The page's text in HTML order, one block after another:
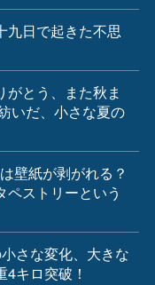
九日で起きた不思
とう、また秋ま
いだ、小さな夏の
壁紙が剥がれる？
ストリーという
さな変化、大きな
キロ突破！